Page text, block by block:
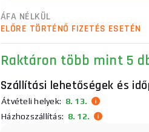
ÁFA NÉLKÜL
ELŐRE TÖRTÉNŐ FIZETÉS ESETÉN
Raktáron több mint 5
Szállítási lehetőségek és
Átvételi helyek: 8. 13.
Házhozszállítás: 8. 12.